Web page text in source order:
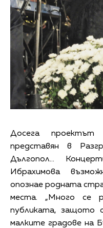
Досега
представян в
Дългопол...
Ибрахимова
опознае родната
места. „Много се
публиката, защото
малките градове на